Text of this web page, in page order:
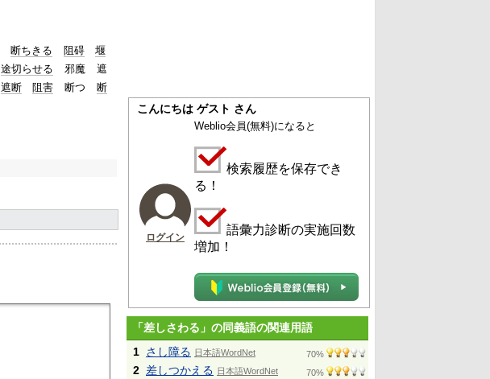
断ちきる 阻碍
堰
途切らせる 邪魔
遮
遮断 阻害 断つ
断
こんにちは ゲスト さん
ログイン
Weblio会員(無料)になると
検索履歴を保存でき
る！
語彙力診断の実施回数
増加！
「差しさわる」の同義語の関連用語
1 さし障る 日本語WordNet 70%
2 差しつかえる 日本語WordNet 70%